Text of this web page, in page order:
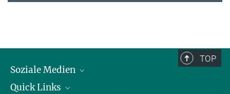
TOP
Soziale Medien
LinkedIn
Quick Links